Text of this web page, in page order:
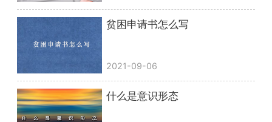
贫困申请书怎么写
2021-09-06
什么是意识形态